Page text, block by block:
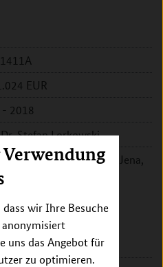
wir Ihre Besuche
anonymisiert
uns das Angebot für
zu optimieren.
EUR
2018
Stefan Lorkowski
Schiller-Universität Jena,
Pharmazeutische
Str. 25
Jena